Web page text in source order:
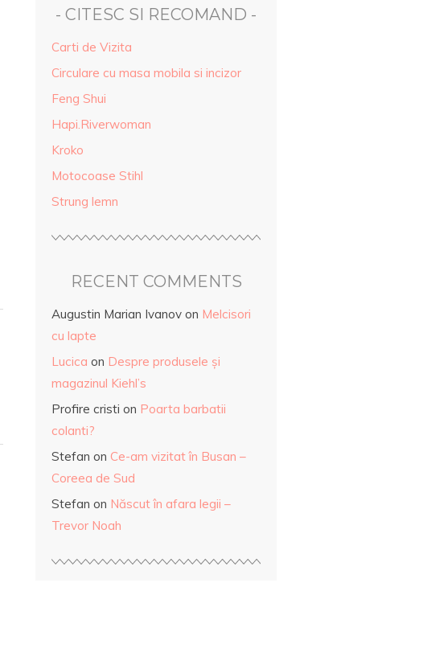
- CITESC SI RECOMAND -
Carti de Vizita
Circulare cu masa mobila si incizor
Feng Shui
Hapi.Riverwoman
Kroko
Motocoase Stihl
Strung lemn
RECENT COMMENTS
Augustin Marian Ivanov on Melcisori
cu lapte
Lucica on Despre produsele și
magazinul Kiehl’s
Profire cristi on Poarta barbatii
colanti?
Stefan on Ce-am vizitat în Busan –
Coreea de Sud
Stefan on Născut în afara legii –
Trevor Noah